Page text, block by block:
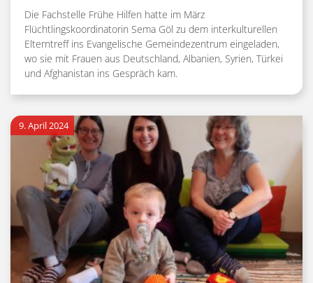
Die Fachstelle Frühe Hilfen hatte im März
Flüchtlingskoordinatorin Sema Göl zu dem interkulturellen
Elterntreff ins Evangelische Gemeindezentrum eingeladen,
wo sie mit Frauen aus Deutschland, Albanien, Syrien, Türkei
und Afghanistan ins Gespräch kam.
9. April 2024